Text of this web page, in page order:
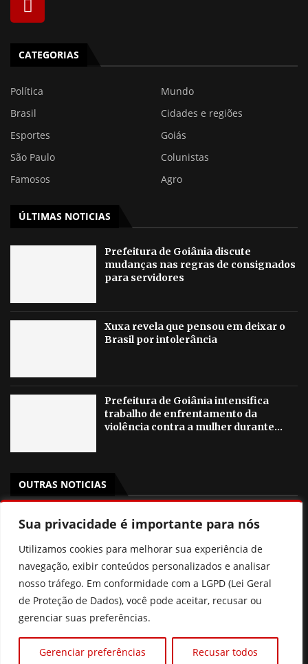
Sua privacidade é importante para nós
Utilizamos cookies para melhorar sua experiência de
navegação, exibir conteúdos personalizados e analisar
nosso tráfego. Em conformidade com a LGPD (Lei Geral
de Proteção de Dados), você pode aceitar, recusar ou
gerenciar suas preferências.
Gerenciar preferências Recusar todos
CATEGORIAS
Política
Mundo
Brasil
Cidades e regiões
Esportes
Goiás
São Paulo
Colunistas
Famosos
Agro
ÚLTIMAS NOTICIAS
Prefeitura de Goiânia discute
mudanças nas regras de consignados
para servidores
Xuxa revela que pensou em deixar o
Brasil por intolerância
Prefeitura de Goiânia intensifica
trabalho de enfrentamento da
violência contra a mulher durante...
OUTRAS NOTICIAS
Gestão de Fátima Gavioli transforma educação de Goiás
e leva Estado ao 2º lugar nacional no Ideb
PSB Goiás oficializa candidatura de Aava Santiago à
Câmara dos Deputados com chapa competitiva para
2026
“Político também salva vidas”, diz Dr. Zacharias Calil ao